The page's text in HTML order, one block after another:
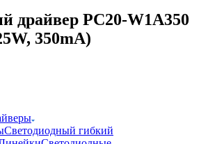
драйвер PC20-W1A350
350mA)
Светодиодный гибкий